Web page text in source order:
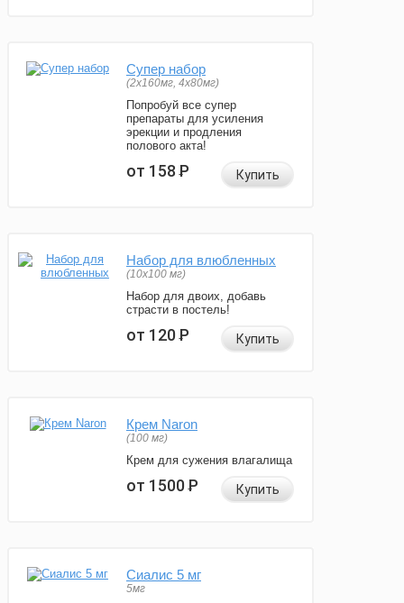
Супер набор
(2х160мг, 4х80мг)
Попробуй все супер
препараты для усиления
эрекции и продления
полового акта!
от 158Р Купить
Набор для влюбленных
(10х100 мг)
Набор для двоих, добавь
страсти в постель!
от 120Р Купить
Крем Naron
(100 мг)
Крем для сужения влагалища
от 1500Р Купить
Сиалис 5 мг
5мг